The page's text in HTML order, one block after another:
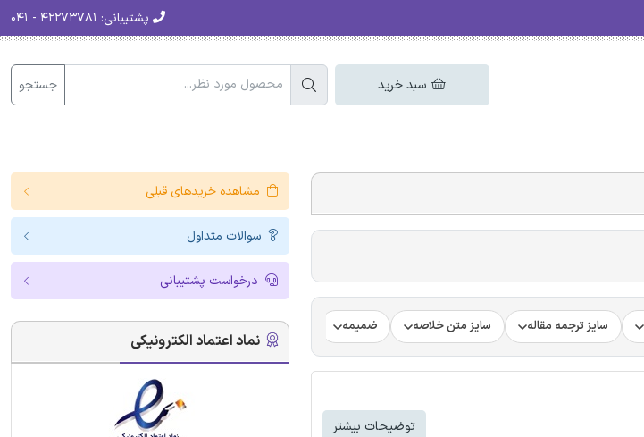
پشتیبانی:
سبد خرید جستجو
سایز ترجمه مقاله سایز متن خلاصه ضمیمه فرضیه فرمت ترجمه مقاله فرمت مقاله انگلیسی
توضیحات بیشتر
مشاهده خریدهای قبلی
سوالات متداول
درخواست پشتیبانی
نماد اعتماد الکترونیکی